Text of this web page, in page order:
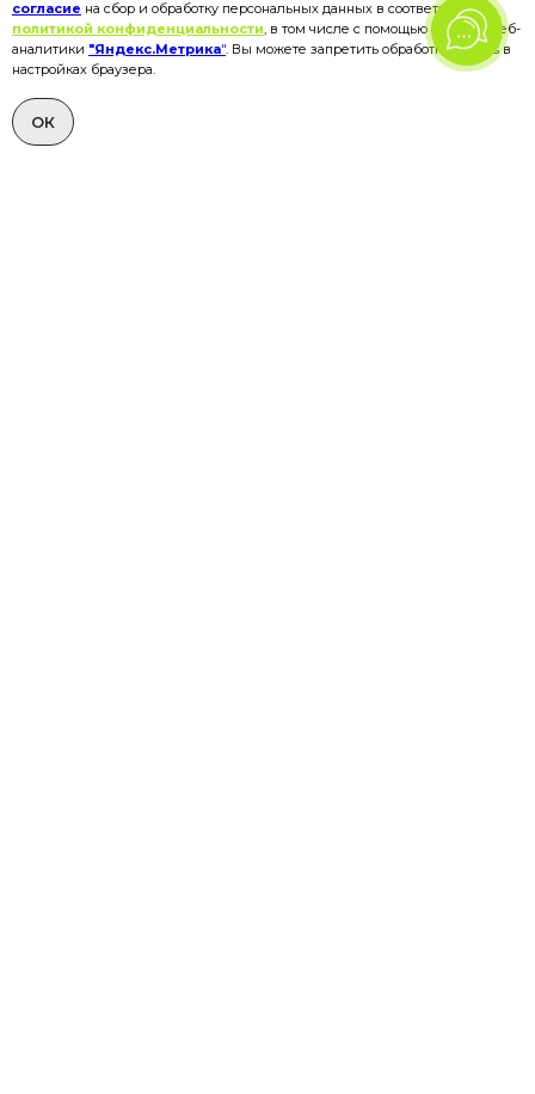
согласие на сбор и обработку персональных данных в соответствии с
политикой конфиденциальности, в том числе с помощью сервиса веб-
аналитики "Яндекс.Метрика". Вы можете запретить обработку cookies в
настройках браузера.
ОК